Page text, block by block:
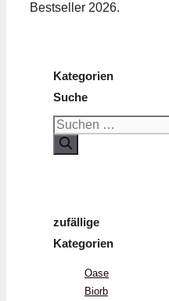
Bestseller 2026.
Kategorien
Suche
Suchen
nach:
zufällige
Kategorien
Oase
Biorb